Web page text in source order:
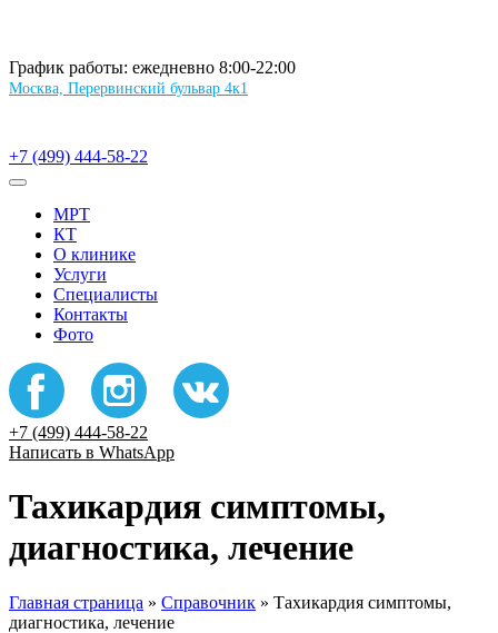
График работы: ежедневно 8:00-22:00
Москва, Перервинский бульвар 4к1
+7 (499) 444-58-22
МРТ
КТ
О клинике
Услуги
Специалисты
Контакты
Фото
+7 (499) 444-58-22
Написать в WhatsApp
Тахикардия симптомы,
диагностика, лечение
Главная страница » Справочник » Тахикардия симптомы,
диагностика, лечение